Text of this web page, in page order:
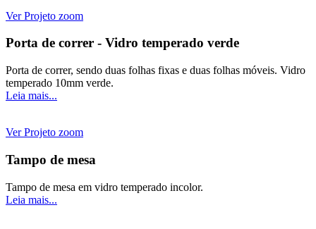
Ver Projeto zoom
Porta de correr - Vidro temperado verde
Porta de correr, sendo duas folhas fixas e duas folhas móveis. Vidro
temperado 10mm verde.
Leia mais...
Ver Projeto zoom
Tampo de mesa
Tampo de mesa em vidro temperado incolor.
Leia mais...